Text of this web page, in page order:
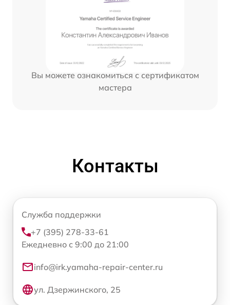
Вы можете ознакомиться с сертификатом
мастера
Контакты
Служба поддержки
+7 (395) 278-33-61
Ежедневно с 9:00 до 21:00
info@irk.yamaha-repair-center.ru
ул. Дзержинского, 25